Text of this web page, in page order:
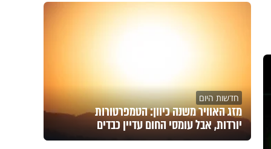
חדשות היום
מזג האוויר משנה כיוון: הטמפרטורות
יורדות, אבל עומסי החום עדיין כבדים